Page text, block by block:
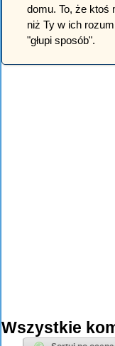
domu. To, że ktoś
niż Ty w ich
"głupi sposób".
Wszystkie